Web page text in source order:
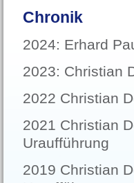
Chronik
2024: Erhard
2023: Christian
2022 Christian
2021 Christian
Uraufführung
2019 Christian